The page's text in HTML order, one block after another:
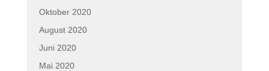
Oktober 2020
August 2020
Juni 2020
Mai 2020